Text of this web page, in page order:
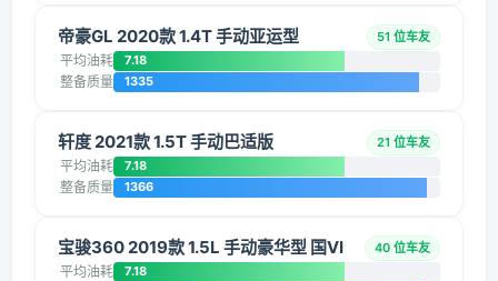
帝豪GL 2020款 1.4T 手动亚运型 51 位车友
平均油耗 7.18
整备质量 1335
轩度 2021款 1.5T 手动巴适版 21 位车友
平均油耗 7.18
整备质量 1366
宝骏360 2019款 1.5L 手动豪华型 国VI 40 位车友
平均油耗 7.18